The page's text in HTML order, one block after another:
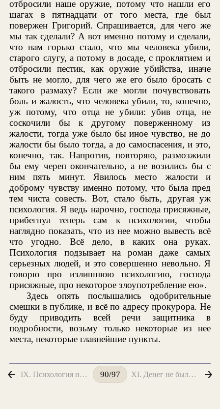
отбросили наше оружие, потому что нашли его
шагах в пятнадцати от того места, где был
повержен Григорий. Спрашивается, для чего же
мы так сделали? А вот именно потому и сделали,
что нам горько стало, что мы человека убили,
старого слугу, а потому в досаде, с проклятием и
отбросили пестик, как оружие убийства, иначе
быть не могло, для чего же его было бросать с
такого размаху? Если же могли почувствовать
боль и жалость, что человека убили, то, конечно,
уж потому, что отца не убили: убив отца, не
соскочили бы к другому поверженному из
жалости, тогда уже было бы иное чувство, не до
жалости бы было тогда, а до самоспасения, и это,
конечно, так. Напротив, повторяю, размозжили
бы ему череп окончательно, а не возились бы с
ним пять минут. Явилось место жалости и
доброму чувству именно потому, что была пред
тем чиста совесть. Вот, стало быть, другая уж
психология. Я ведь нарочно, господа присяжные,
прибегнул теперь сам к психологии, чтобы
наглядно показать, что из нее можно вывесть всё
что угодно. Всё дело, в каких она руках.
Психология подзывает на роман даже самых
серьезных людей, и это совершенно невольно. Я
говорю про излишнюю психологию, господа
присяжные, про некоторое злоупотребление ею».
Здесь опять послышались одобрительные
смешки в публике, и всё по адресу прокурора. Не
буду приводить всей речи защитника в
подробности, возьму только некоторые из нее
места, некоторые главнейшие пункты.
IX. Психология на всех парах. Скачущая тройка. Финал речи прокурора 90/97 XI. Денег не было. Грабежа не было